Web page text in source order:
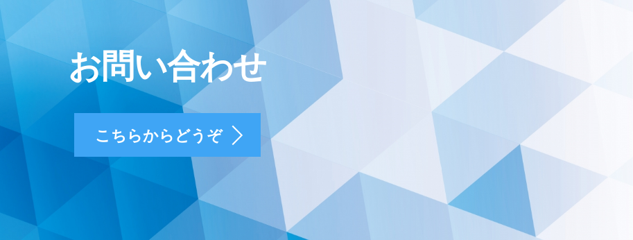
お問い合わせ
こちらからどうぞ